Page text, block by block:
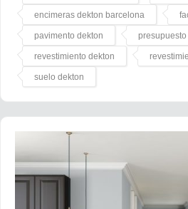
encimeras dekton barcelona
pavimento dekton presupuesto
revestimiento dekton
suelo dekton